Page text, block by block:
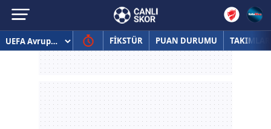
FİKSTÜR PUAN DURUMU TAKIMLAR